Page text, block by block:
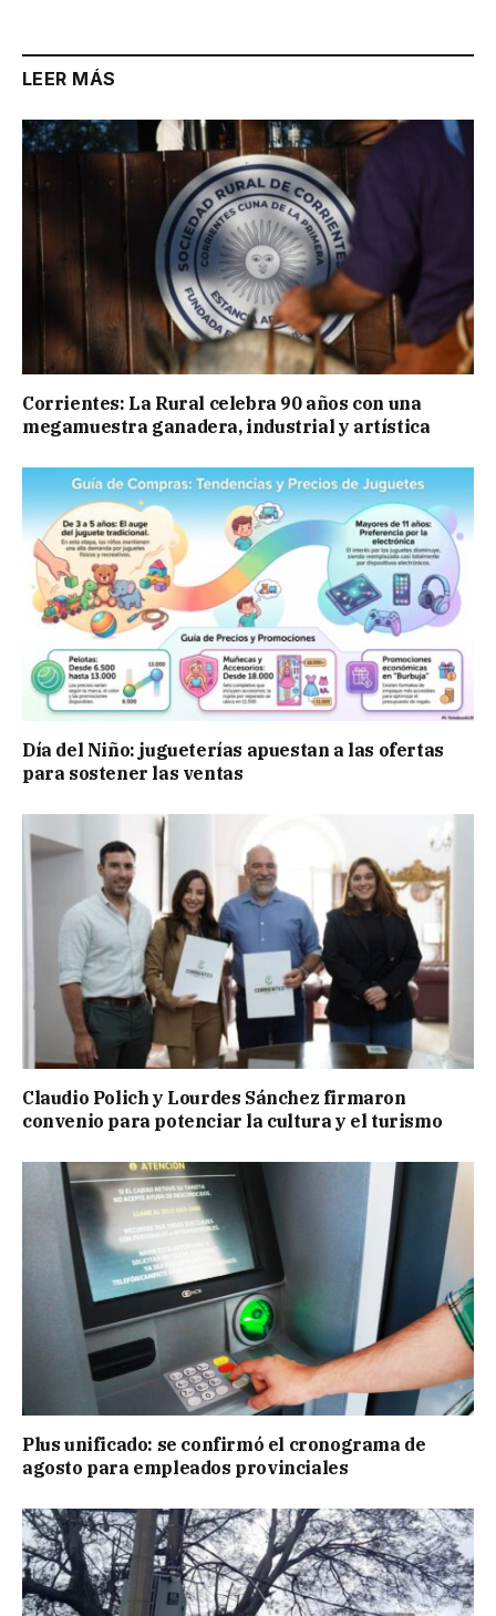
LEER MÁS
Corrientes: La Rural celebra 90 años con una
megamuestra ganadera, industrial y artística
Día del Niño: jugueterías apuestan a las ofertas
para sostener las ventas
Claudio Polich y Lourdes Sánchez firmaron
convenio para potenciar la cultura y el turismo
Plus unificado: se confirmó el cronograma de
agosto para empleados provinciales